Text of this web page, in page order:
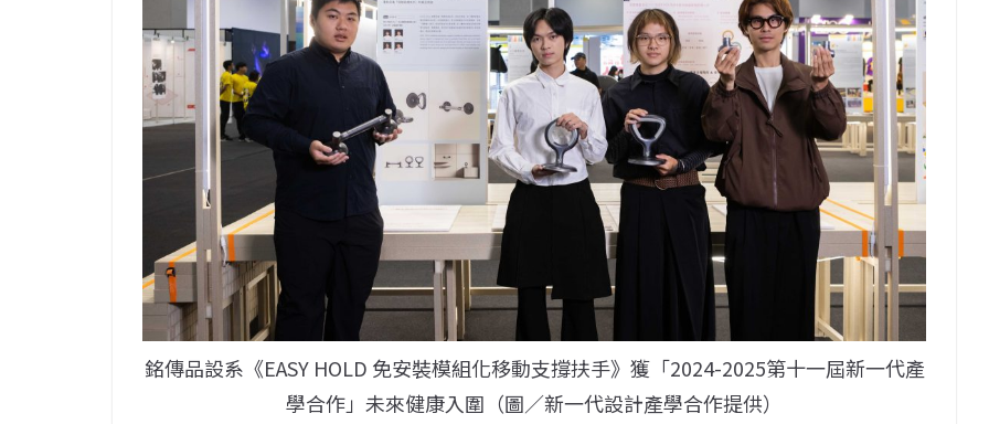
銘傳品設系《EASY HOLD 免安裝模組化移動支撐扶手》獲「2024-2025第十一屆新一代產
學合作」未來健康入圍（圖／新一代設計產學合作提供）